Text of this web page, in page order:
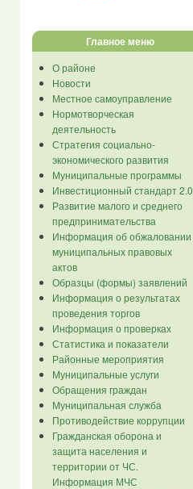
Главное меню
О районе
Новости
Местное самоуправление
Нормотворческая
деятельность
Стратегия социально-
экономического развития
Муниципальные программы
Инвестиционный стандарт 2.0
Развитие малого и среднего
предпринимательства
Информация об обжаловании
муниципальных правовых
актов
Образцы (формы) заявлений
Информация о результатах
проведения торгов
Информация о проверках
Статистика и показатели
Районные мероприятия
Муниципальные услуги
Обращения граждан
Муниципальная служба
Противодействие коррупции
Гражданская оборона и
защита населения и
территории от ЧС.
Информация МЧС